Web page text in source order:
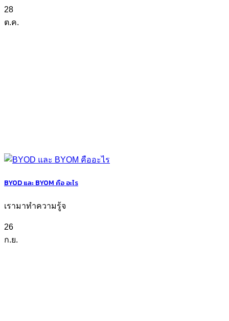
28
ต.ค.
BYOD และ BYOM คือ อะไร
เรามาทำความรู้จ
26
ก.ย.